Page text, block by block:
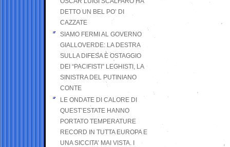
DETTO UN BEL PO’ DI
CAZZATE
SIAMO FERMI AL GOVERNO
GIALLOVERDE: LA DESTRA
SULLA DIFESA È OSTAGGIO
DEI “PACIFISTI” LEGHISTI, LA
SINISTRA DEL PUTINIANO
CONTE
LE ONDATE DI CALORE DI
QUEST’ESTATE HANNO
PORTATO TEMPERATURE
RECORD IN TUTTA EUROPA E
UNA SICCITA’ MAI VISTA. I